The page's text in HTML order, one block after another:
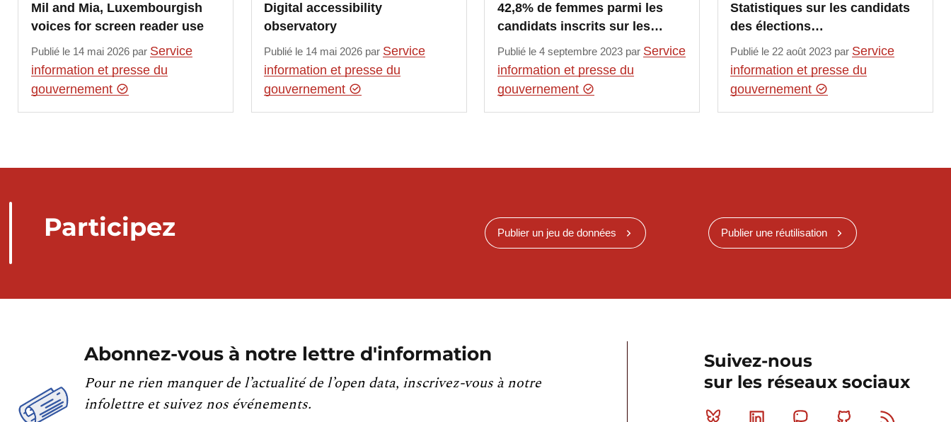
Mil and Mia, Luxembourgish
voices for screen reader use
Publié le 14 mai 2026 par Service
information et presse du
gouvernement
Digital accessibility
observatory
Publié le 14 mai 2026 par Service
information et presse du
gouvernement
42,8% de femmes parmi les
candidats inscrits sur les…
Publié le 4 septembre 2023 par Service
information et presse du
gouvernement
Statistiques sur les candidats
des élections…
Publié le 22 août 2023 par Service
information et presse du
gouvernement
Participez Publier un jeu de données Publier une réutilisation
Abonnez-vous à notre lettre d'information
Pour ne rien manquer de l’actualité de l’open data, inscrivez-vous à notre
infolettre et suivez nos événements.
Suivez-nous
sur les réseaux sociaux
Bluesky Linkedin MastodonGithub